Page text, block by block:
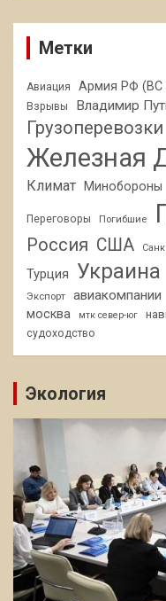
Метки
Авиация Армия РФ (ВС
Взрывы Владимир
Грузоперевозки
Железная
Климат Минобороны
Переговоры Погибшие
Россия США
Турция Украина
Экспорт
авиакомпании
москва мтк север-юг
судоходство
Экология